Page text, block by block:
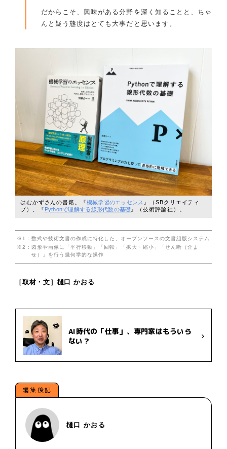
だからこそ、興味がある分野を深く知ることと、ちゃ
んと疑う態度はとても大事だと思います。
はむかずさんの書籍。『機械学習のエッセンス 』（SBクリエイティ
ブ）、『 Pythonで理解する線形代数の基礎 』（技術評論社）。
※1： 数式や技術文書の作成に特化した、オープンソースの文書組版システム
※2： 図形や画像に「平行移動」「回転」「拡大・縮小」「せん断（歪ま
せ）」を行う幾何学的な操作
［取材・文］樋口 かおる
AI時代の「仕事」、専門家はもういら
ない？
編集後記
樋口 かおる